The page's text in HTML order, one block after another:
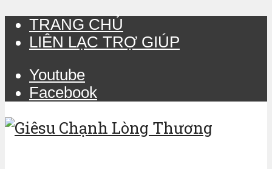
TRANG CHỦ
LIÊN LẠC TRỢ GIÚP
Youtube
Facebook